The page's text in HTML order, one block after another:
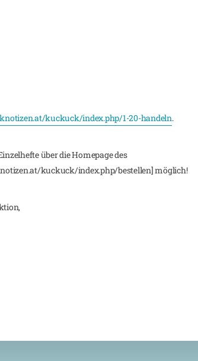
kuckuck/index.php/1-20-handeln.
über die Homepage des
kuckuck/index.php/bestellen] möglich!